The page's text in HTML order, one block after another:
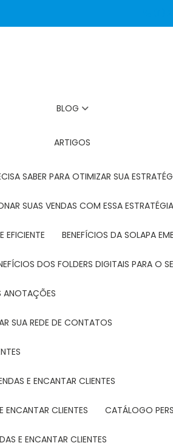
BLOG
ARTIGOS
SABER PARA OTIMIZAR SUA
SUAS VENDAS COM ESSA
EFICIENTE BENEFÍCIOS DA SOLAPA
DOS FOLDERS DIGITAIS PARA O
ANOTAÇÕES
SUA REDE DE CONTATOS
E ENCANTAR CLIENTES
ENCANTAR CLIENTES CATÁLOGO
E ENCANTAR CLIENTES